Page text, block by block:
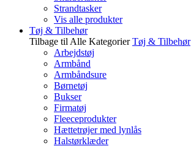
Strandtasker
Vis alle produkter
Tøj & Tilbehør
Tilbage til Alle Kategorier Tøj & Tilbehør
Arbejdstøj
Armbånd
Armbåndsure
Børnetøj
Bukser
Firmatøj
Fleeceprodukter
Hættetrøjer med lynlås
Halstørklæder